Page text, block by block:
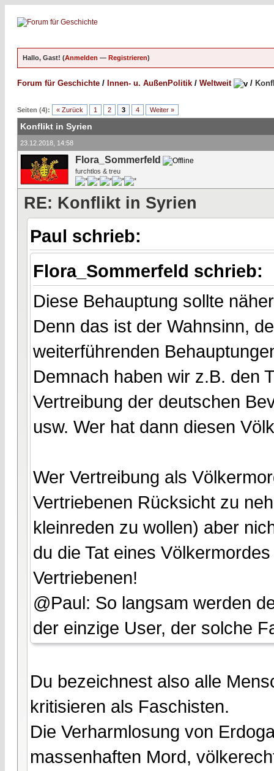
Hallo, Gast! (Anmelden — Registrieren)
Forum für Geschichte / Innen- u. AußenPolitik / Weltweit /
Seiten (4): « Zurück 1 2 3 4 Weiter »
Konflikt in Syrien
23.12.2018, 14:58
Flora_Sommerfeld
furchtlos & treu
RE: Konflikt in Syrien
Paul schrieb:
Flora_Sommerfeld schrieb:
Diese Behauptung sollte
Denn das ist der Wahnsinn,
weiterführenden
Demnach haben wir z.B. den
Vertreibung der deutschen
usw. Wer hat dann diesen
Wer Vertreibung als
Vertriebenen Rücksicht zu
kleinreden zu wollen) aber
du die Tat eines
Vertriebenen!
@Paul: So langsam werden
der einzige User, der solche
Du bezeichnest also alle
kritisieren als Faschisten.
Die Verharmlosung von
massenhaften Mord,